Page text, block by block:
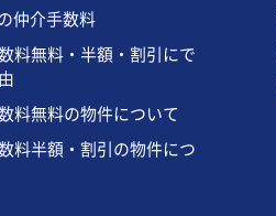
仲介手数料
料無料・半額・割引にで
料無料の物件について
料半額・割引の物件につ